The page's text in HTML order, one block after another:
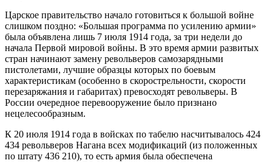
Царское правительство начало готовиться к большой войне
слишком поздно: «Большая программа по усилению армии»
была объявлена лишь 7 июля 1914 года, за три недели до
начала Первой мировой войны. В это время армии развитых
стран начинают замену револьверов самозарядными
пистолетами, лучшие образцы которых по боевым
характеристикам (особенно в скорострельности, скорости
перезаряжания и габаритах) превосходят револьверы. В
России очередное перевооружение было признано
нецелесообразным.
К 20 июля 1914 года в войсках по табелю насчитывалось 424
434 револьверов Нагана всех модификаций (из положенных
по штату 436 210), то есть армия была обеспечена